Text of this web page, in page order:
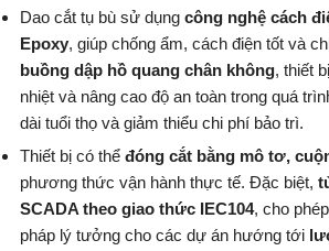
Dao cắt tụ bù sử dụng công nghệ cách
Epoxy, giúp chống ẩm, cách điện tốt và
buồng dập hồ quang chân không, thiết
nhiệt và nâng cao độ an toàn trong quá
dài tuổi thọ và giảm thiểu chi phí bảo trì.
Thiết bị có thể đóng cắt bằng mô tơ,
phương thức vận hành thực tế. Đặc biệt,
SCADA theo giao thức IEC104, cho
pháp lý tưởng cho các dự án hướng tới